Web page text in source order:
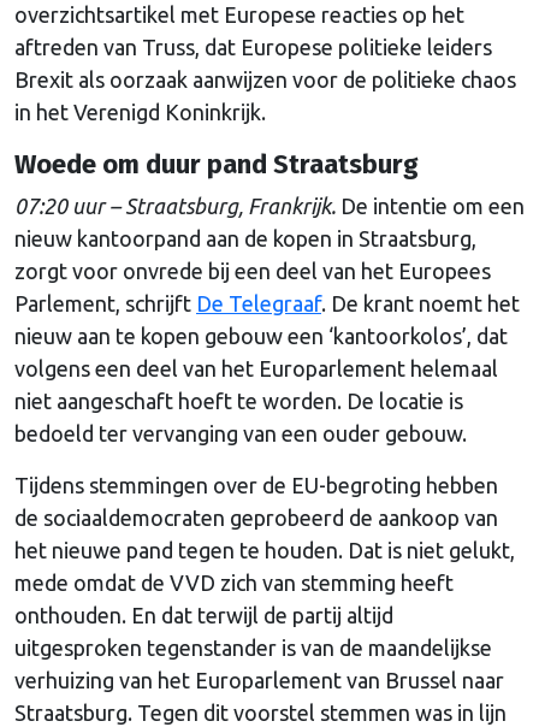
overzichtsartikel met Europese reacties op het
aftreden van Truss, dat Europese politieke leiders
Brexit als oorzaak aanwijzen voor de politieke chaos
in het Verenigd Koninkrijk.
Woede om duur pand Straatsburg
07:20 uur – Straatsburg, Frankrijk. De intentie om een
nieuw kantoorpand aan de kopen in Straatsburg,
zorgt voor onvrede bij een deel van het Europees
Parlement, schrijft De Telegraaf. De krant noemt het
nieuw aan te kopen gebouw een ‘kantoorkolos’, dat
volgens een deel van het Europarlement helemaal
niet aangeschaft hoeft te worden. De locatie is
bedoeld ter vervanging van een ouder gebouw.
Tijdens stemmingen over de EU-begroting hebben
de sociaaldemocraten geprobeerd de aankoop van
het nieuwe pand tegen te houden. Dat is niet gelukt,
mede omdat de VVD zich van stemming heeft
onthouden. En dat terwijl de partij altijd
uitgesproken tegenstander is van de maandelijkse
verhuizing van het Europarlement van Brussel naar
Straatsburg. Tegen dit voorstel stemmen was in lijn